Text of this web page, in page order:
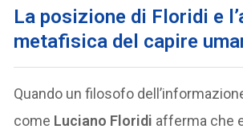
La posizione di Floridi e
metafisica del capire
Quando un filosofo
come Luciano Floridi afferma che